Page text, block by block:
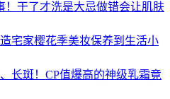
！干了才洗是大忌做错会让肌肤
宅家樱花季美妆保养到生活小
长斑！CP值爆高的神级乳霜竟